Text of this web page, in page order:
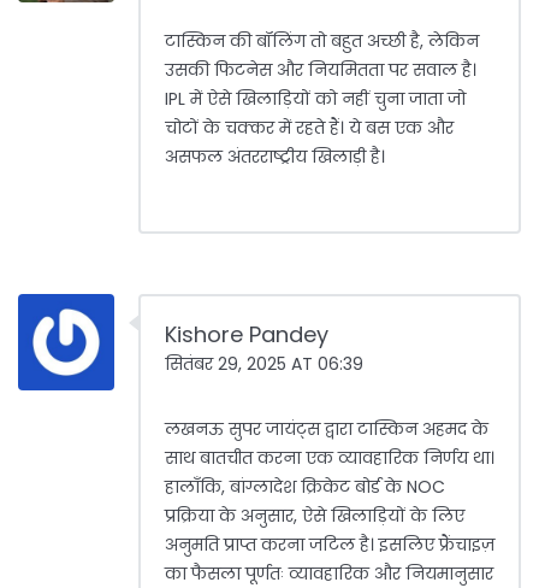
टास्किन की बॉलिंग तो बहुत अच्छी है, लेकिन
उसकी फिटनेस और नियमितता पर सवाल है।
IPL में ऐसे खिलाड़ियों को नहीं चुना जाता जो
चोटों के चक्कर में रहते हैं। ये बस एक और
असफल अंतरराष्ट्रीय खिलाड़ी है।
Kishore Pandey
सितंबर 29, 2025 AT 06:39
लखनऊ सुपर जायंट्स द्वारा टास्किन अहमद के
साथ बातचीत करना एक व्यावहारिक निर्णय था।
हालाँकि, बांग्लादेश क्रिकेट बोर्ड के NOC
प्रक्रिया के अनुसार, ऐसे खिलाड़ियों के लिए
अनुमति प्राप्त करना जटिल है। इसलिए फ्रैंचाइज़
का फैसला पूर्णतः व्यावहारिक और नियमानुसार